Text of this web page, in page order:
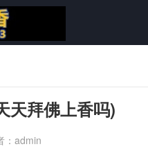
天拜佛上香吗)
：admin